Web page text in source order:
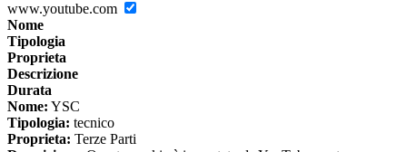
www.youtube.com
Nome
Tipologia
Proprieta
Descrizione
Durata
Nome: YSC
Tipologia: tecnico
Proprieta: Terze Parti